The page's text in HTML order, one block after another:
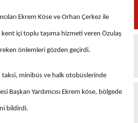
Ekrem Köse ve Orhan Çerkez ile
içi toplu taşıma hizmeti veren Özulaş
önlemleri gözden geçirdi.
taksi, minibüs ve halk otobüslerinde
Başkan Yardımcısı Ekrem köse, bölgede
bildirdi.